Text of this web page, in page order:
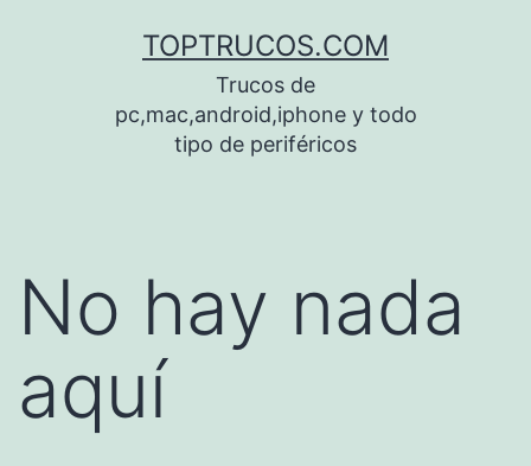
TOPTRUCOS.COM
Trucos de
pc,mac,android,iphone y todo
tipo de periféricos
No hay nada
aquí